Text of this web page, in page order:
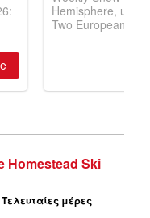
Ski
Τελευταίες μέρες